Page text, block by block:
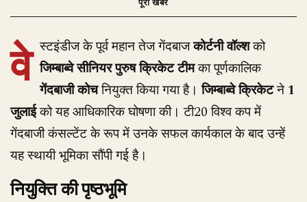
वे स्टइंडीज के पूर्व महान तेज गेंदबाजकोर्टनी वॉल्शको
जिम्बाब्वे सीनियर पुरुष क्रिकेट टीमका पूर्णकालिक
गेंदबाजी कोचनियुक्त किया गया है।जिम्बाब्वे क्रिकेटने 1
जुलाईको यह आधिकारिक घोषणा की। टी20 विश्व कप में
गेंदबाजी कंसल्टेंट के रूप में उनके सफल कार्यकाल के बाद उन्हें
यह स्थायी भूमिका सौंपी गई है।
नियुक्ति की पृष्ठभूमि